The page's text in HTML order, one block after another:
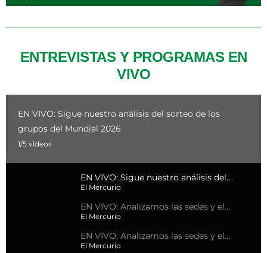
ENTREVISTAS Y PROGRAMAS EN
VIVO
EN VIVO: Sigue nuestro análisis del sorteo de los
grupos del Mundial 2026
1/5 videos
EN VIVO: Sigue nuestro análisis del
sorteo de los grupos del Mundial 2026
El Mercurio
EN VIVO: Analizamos las sedes y el
grupo en donde jugará Ecuador en el
El Mercurio
EN VIVO: Analizamos las sedes y el
grupo en donde jugará Ecuador en el
El Mercurio